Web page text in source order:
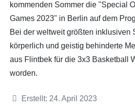
kommenden Sommer die "Special
Games 2023" in Berlin auf dem
Bei der weltweit größten inklusiven
körperlich und geistig behinderte
aus Flintbek für die 3x3 Basketball
worden.
Details
Erstellt: 24. April 2023